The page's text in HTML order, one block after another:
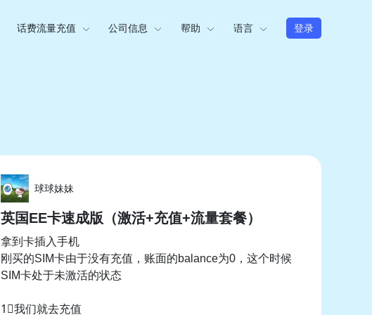
话费流量充值 公司信息 帮助 语言 登录
球球妹妹
英国EE卡速成版（激活+充值+流量套餐）
拿到卡插入手机
刚买的SIM卡由于没有充值，账面的balance为0，这个时候
SIM卡处于未激活的状态
1⃣️我们就去充值